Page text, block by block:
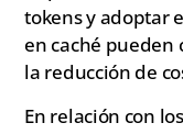
tokens y adoptar
en caché
la reducción de
En relación con